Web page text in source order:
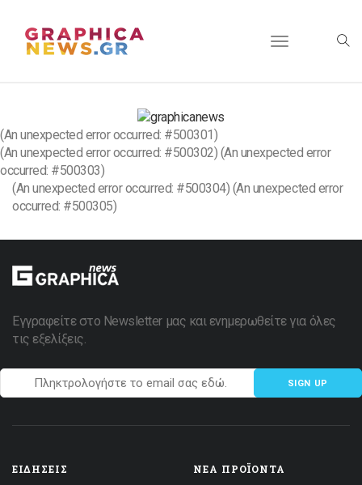
Toggle
(An unexpected error occurred: #500301)
(An unexpected error occurred: #500302) (An unexpected error
occurred: #500303)
(An unexpected error occurred: #500304) (An unexpected error
occurred: #500305)
Εγγραφείτε στο Newsletter μας και ενημερωθείτε για όλες
τις εξελίξεις.
SIGN UP
ΕΙΔΉΣΕΙΣ ΝΈΑ ΠΡΟΪΌΝΤΑ